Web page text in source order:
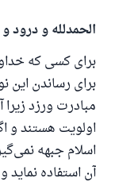
الحمدلله و درود
برای کسی که
برای رساندن این
مبادرت ورزد
اولویت هستند و
اسلام جبهه
آن استفاده